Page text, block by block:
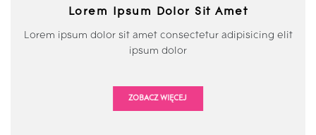
Lorem Ipsum Dolor Sit Amet
Lorem ipsum dolor sit amet consectetur adipisicing elit
ipsum dolor
ZOBACZ WIĘCEJ